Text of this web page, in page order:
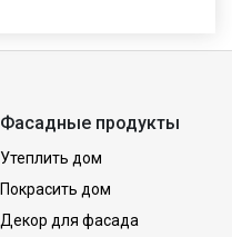
Фасадные продукты
Утеплить дом
Покрасить дом
Декор для фасада